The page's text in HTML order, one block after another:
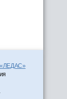
«ЛЕДАС»
.